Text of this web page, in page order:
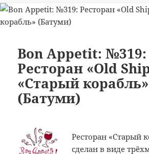
Bon Appetit: №319:
Ресторан «Old
«Старый корабль»
(Батуми)
Ресторан «Старый
сделан в виде